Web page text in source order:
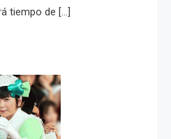
tiempo de […]